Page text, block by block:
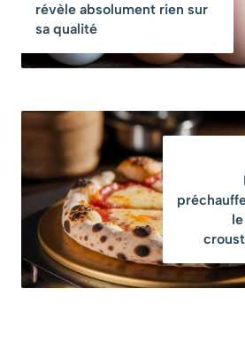
révèle absolument rien sur
sa qualité